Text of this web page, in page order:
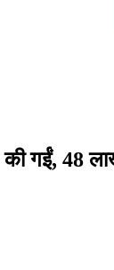
की गईं, 48